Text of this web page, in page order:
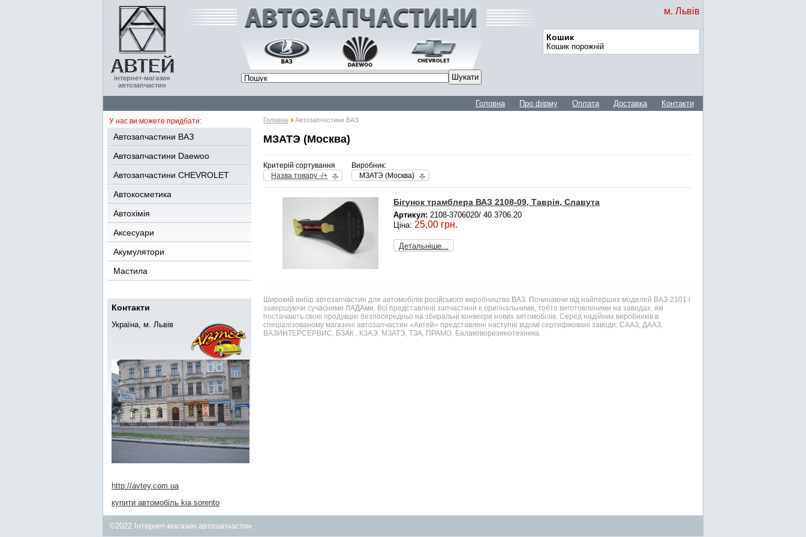
інтернет-магазин
автозапчастин
м. Львів
Кошик
Кошик порожній
Головна Про фірму Оплата Доставка Контакти
У нас ви можете придбати:
Автозапчастини ВАЗ
Автозапчастини Daewoo
Автозапчастини CHEVROLET
Автокосметика
Автохімія
Аксесуари
Акумулятори
Мастила
Контакти
Україна, м. Львів
http://avtey.com.ua
купити автомобіль kia sorento
Головна Автозапчастини ВАЗ
МЗАТЭ (Москва)
Критерій сортування
Назва товару -/+
Виробник:
МЗАТЭ (Москва)
Бігунок трамблера ВАЗ 2108-09, Таврія, Славута
Артикул: 2108-3706020/ 40.3706.20
Ціна:25,00 грн.
Детальніше...
Широкий вибір автозапчастин для автомобілів російського виробництва ВАЗ. Починаючи від найперших моделей ВАЗ-2101 і
завершуючи сучасними ЛАДАми. Всі представлені запчастини є оригінальними, тобто виготовленими на заводах, які
постачають свою продукцію безпосередньо на збиральні конвеєри нових автомобілів. Серед надійних виробників в
спеціалізованому магазині автозапчастин «Автей» представлені наступні відомі сертифіковані заводи: СААЗ, ДААЗ,
ВАЗИНТЕРСЕРВИС, БЗАК , КЗАЭ, МЗАТЭ, ТЗА, ПРАМО, Балаковорезинотехника.
©2022 Інтернет-магазин автозапчастин